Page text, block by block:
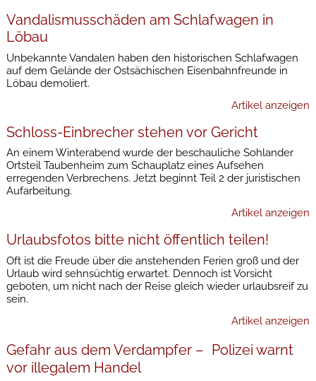
Vandalismusschäden am Schlafwagen in
Löbau
Unbekannte Vandalen haben den historischen Schlafwagen
auf dem Gelände der Ostsächischen Eisenbahnfreunde in
Löbau demoliert.
Artikel anzeigen
Schloss-Einbrecher stehen vor Gericht
An einem Winterabend wurde der beschauliche Sohlander
Ortsteil Taubenheim zum Schauplatz eines Aufsehen
erregenden Verbrechens. Jetzt beginnt Teil 2 der juristischen
Aufarbeitung.
Artikel anzeigen
Urlaubsfotos bitte nicht öffentlich teilen!
Oft ist die Freude über die anstehenden Ferien groß und der
Urlaub wird sehnsüchtig erwartet. Dennoch ist Vorsicht
geboten, um nicht nach der Reise gleich wieder urlaubsreif zu
sein.
Artikel anzeigen
Gefahr aus dem Verdampfer – Polizei warnt
vor illegalem Handel